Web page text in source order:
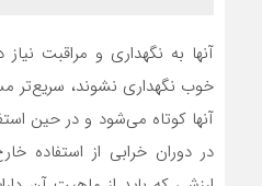
آنها به نگهداری و مراقبت نیاز
خوب نگهداری نشوند، سریع‌تر
آنها کوتاه می‌شود و در حین
در دوران خرابی از استفاده